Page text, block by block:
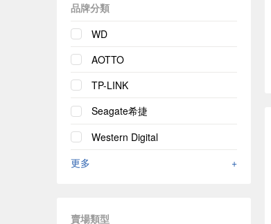
品牌分類
WD
AOTTO
TP-LINK
Seagate希捷
Western Digital
更多
+
賣場類型